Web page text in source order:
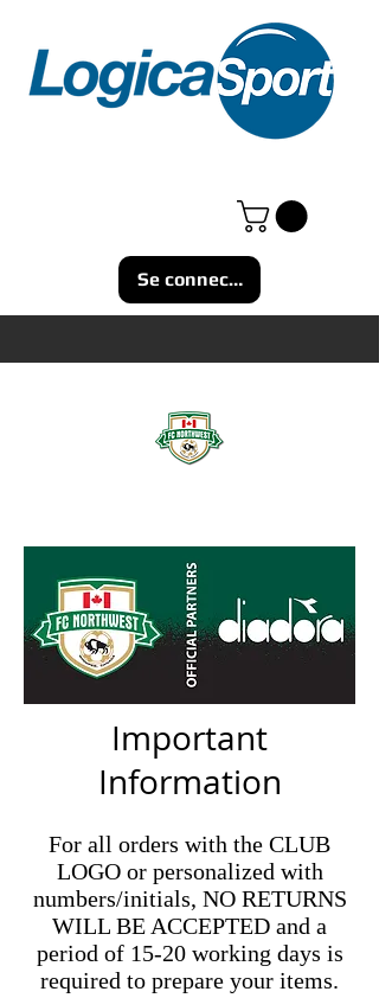
Se connecter
Important
Information
For all orders with the CLUB
LOGO or personalized with
numbers/initials, NO RETURNS
WILL BE ACCEPTED and a
period of 15-20 working days is
required to prepare your items.